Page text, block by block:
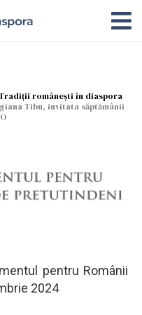
românești în diaspora
Tibu, invitata săptămânii
pentru Românii
2024